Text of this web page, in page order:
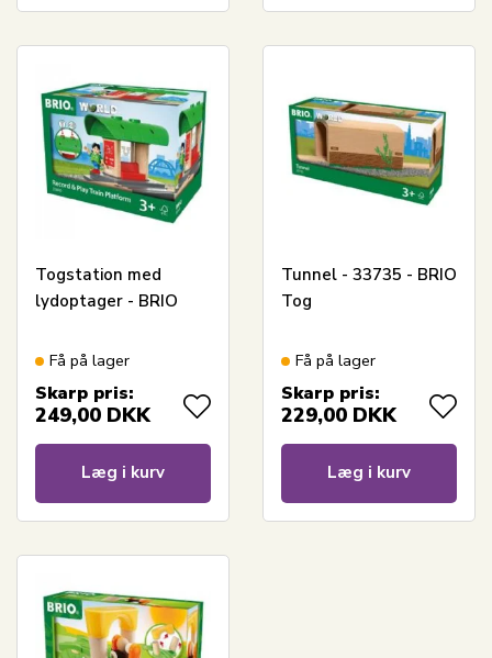
Togstation med
lydoptager - BRIO
Få på lager
Skarp pris:
249,00 DKK
Læg i kurv
Tunnel - 33735 - BRIO
Tog
Få på lager
Skarp pris:
229,00 DKK
Læg i kurv